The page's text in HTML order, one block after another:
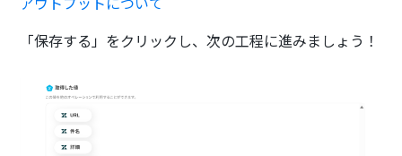
「保存する」をクリックし、次の工程に進みましょう！